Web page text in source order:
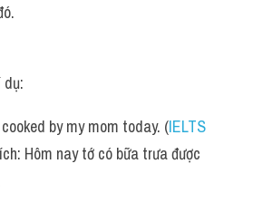
by my mom today. (IELTS
Hôm nay tớ có bữa trưa được